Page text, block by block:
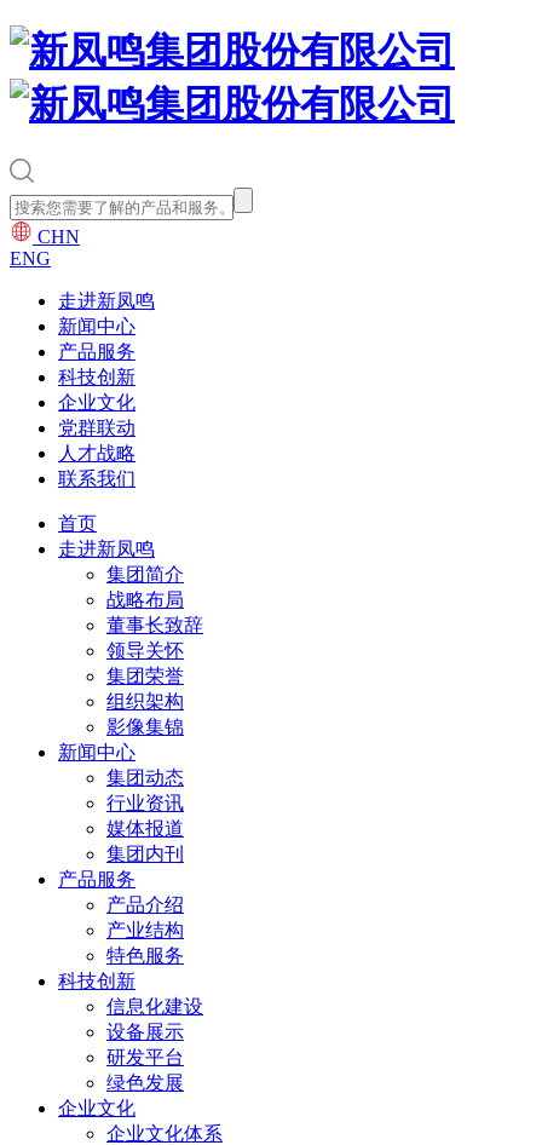
CHN
ENG
走进新凤鸣
新闻中心
产品服务
科技创新
企业文化
党群联动
人才战略
联系我们
首页
走进新凤鸣
集团简介
战略布局
董事长致辞
领导关怀
集团荣誉
组织架构
影像集锦
新闻中心
集团动态
行业资讯
媒体报道
集团内刊
产品服务
产品介绍
产业结构
特色服务
科技创新
信息化建设
设备展示
研发平台
绿色发展
企业文化
企业文化体系